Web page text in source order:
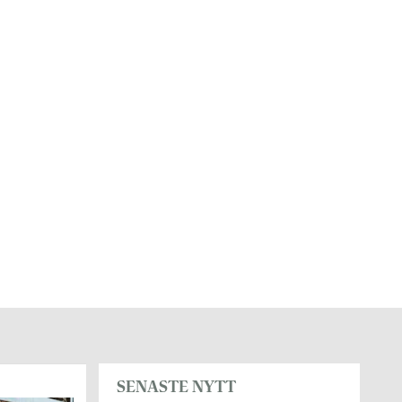
SENASTE NYTT